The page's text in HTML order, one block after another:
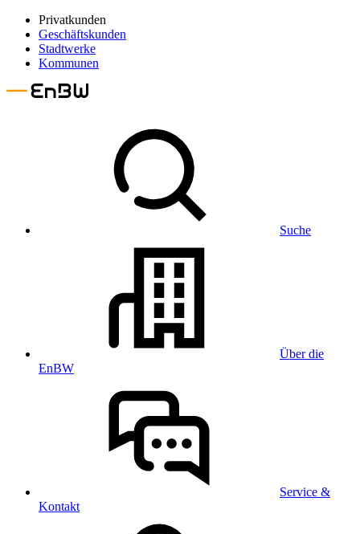
Privatkunden
Geschäftskunden
Stadtwerke
Kommunen
Suche
Über die
EnBW
Service &
Kontakt